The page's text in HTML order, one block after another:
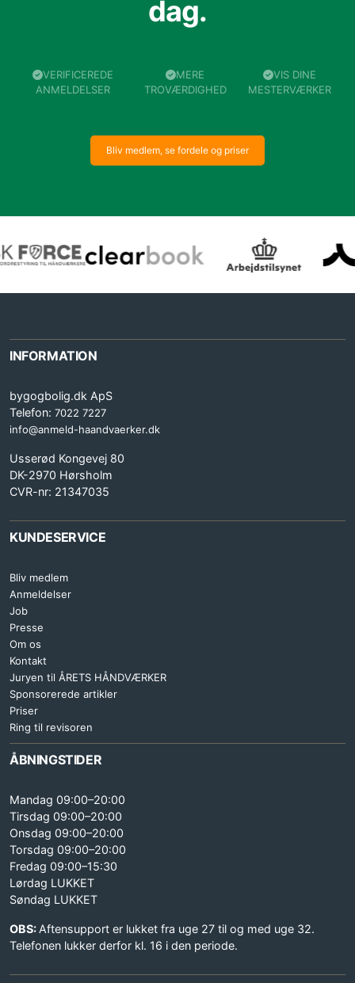
dag.
VERIFICEREDE
ANMELDELSER
MERE
TROVÆRDIGHED
VIS DINE
MESTERVÆRKER
Bliv medlem, se fordele og priser
INFORMATION
bygogbolig.dk ApS
Telefon: 7022 7227
info@anmeld-haandvaerker.dk
Usserød Kongevej 80
DK-2970 Hørsholm
CVR-nr: 21347035
KUNDESERVICE
Bliv medlem
Anmeldelser
Job
Presse
Om os
Kontakt
Juryen til ÅRETS HÅNDVÆRKER
Sponsorerede artikler
Priser
Ring til revisoren
ÅBNINGSTIDER
Mandag 09:00–20:00
Tirsdag 09:00–20:00
Onsdag 09:00–20:00
Torsdag 09:00–20:00
Fredag 09:00–15:30
Lørdag LUKKET
Søndag LUKKET
OBS: Aftensupport er lukket fra uge 27 til og med uge 32.
Telefonen lukker derfor kl. 16 i den periode.